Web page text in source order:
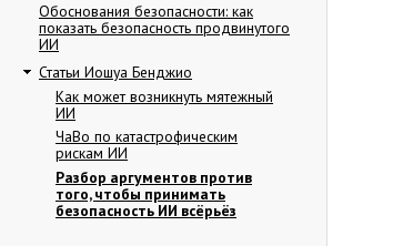
Обоснования безопасности: как
показать безопасность продвинутого
ИИ
Статьи Иошуа Бенджио
Как может возникнуть мятежный
ИИ
ЧаВо по катастрофическим
рискам ИИ
Разбор аргументов против
того, чтобы принимать
безопасность ИИ всёрьёз